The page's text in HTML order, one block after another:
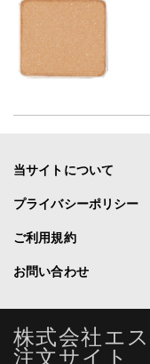
当サイトについて
プライバシーポリシー
ご利用規約
お問い合わせ
株式会社エ
注文サイト